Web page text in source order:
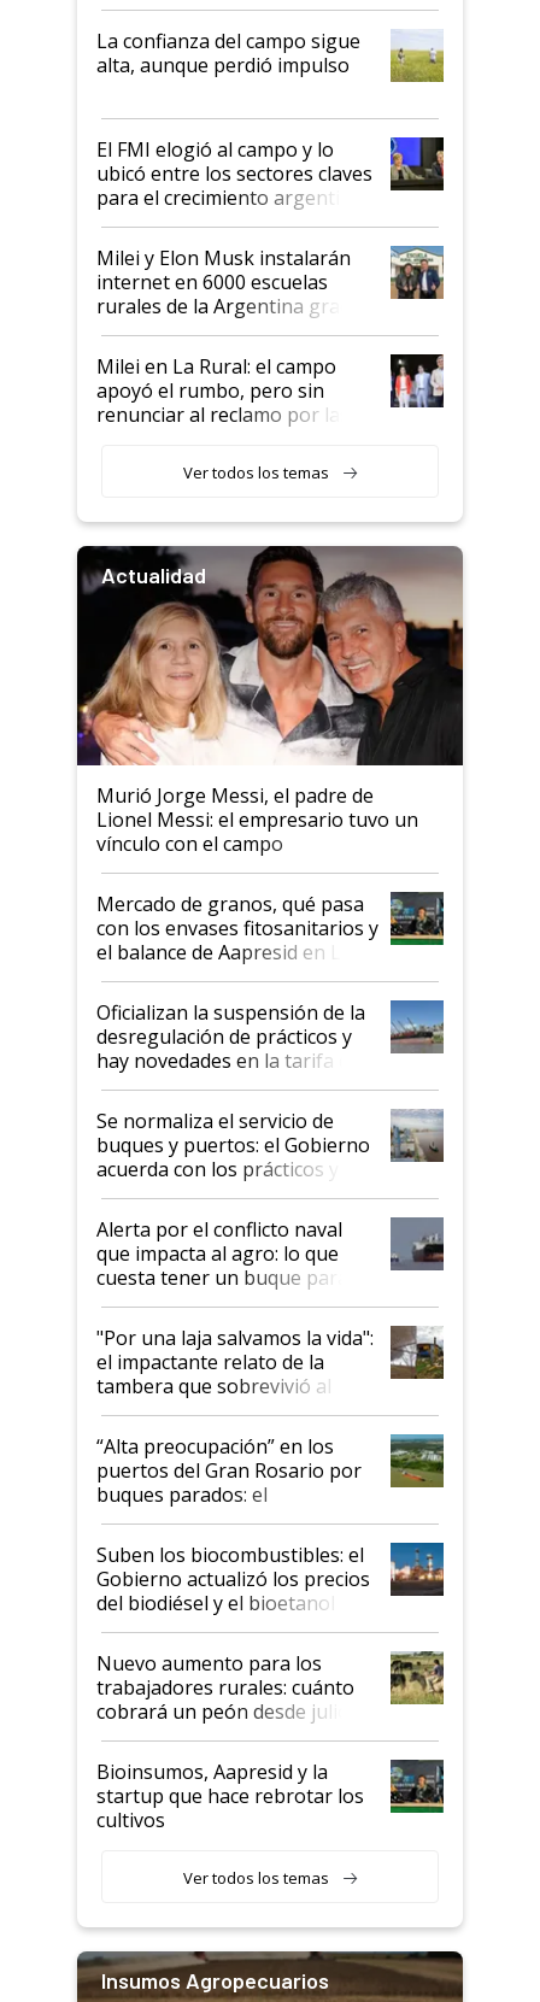
plata a un hijo para droga":
Juan Félix Rossetti, el libertario
que de una dura crisis salió
de Milei
La confianza del campo sigue
alta, aunque perdió impulso
El FMI elogió al campo y lo
ubicó entre los sectores claves
para el crecimiento argentino
Milei y Elon Musk instalarán
internet en 6000 escuelas
rurales de la Argentina gracias
a un acuerdo con Starlink
Milei en La Rural: el campo
apoyó el rumbo, pero sin
renunciar al reclamo por las
Ver todos los temas
Actualidad
Murió Jorge Messi, el padre de
Lionel Messi: el empresario tuvo un
vínculo con el campo
Mercado de granos, qué pasa
con los envases fitosanitarios y
el balance de Aapresid en La
Posta
Oficializan la suspensión de la
desregulación de prácticos y
hay novedades en la tarifa de
la hidrovía
Se normaliza el servicio de
buques y puertos: el Gobierno
acuerda con los prácticos y
suspende el decreto de
desregulación
Alerta por el conflicto naval
que impacta al agro: lo que
cuesta tener un buque parado
y el peligro de que Argentina
pase a ser "país sucio"
"Por una laja salvamos la vida":
el impactante relato de la
tambera que sobrevivió al
tornado
“Alta preocupación” en los
puertos del Gran Rosario por
buques parados: el
funcionamiento de las
exportadoras en tensión tras
la medida de fuerza de los
prácticos
Suben los biocombustibles: el
Gobierno actualizó los precios
del biodiésel y el bioetanol
Nuevo aumento para los
trabajadores rurales: cuánto
cobrará un peón desde julio
Bioinsumos, Aapresid y la
startup que hace rebrotar los
cultivos
Ver todos los temas
Insumos Agropecuarios